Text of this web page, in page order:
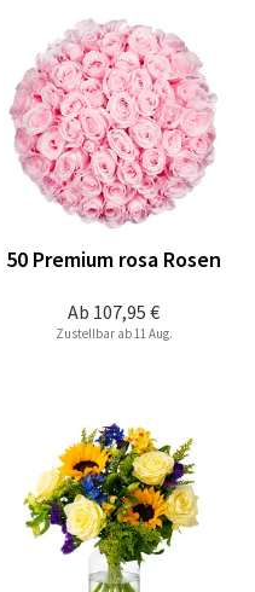
Ab 107,95 €
50 Premium rosa Rosen
Zustellbar ab 11 Aug.